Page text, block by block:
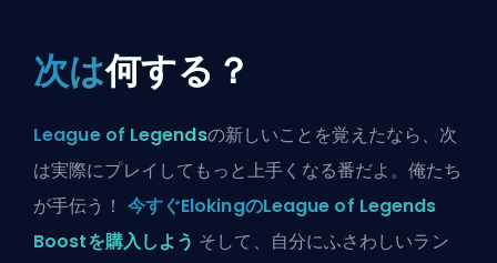
次は何する？
League of Legendsの新しいことを覚えたなら、次
は実際にプレイしてもっと上手くなる番だよ。俺たち
が手伝う！ 今すぐElokingのLeague of Legends
Boostを購入しよう そして、自分にふさわしいラン